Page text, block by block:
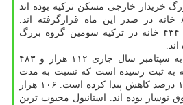
خریدار خارجی مسکن ترکیه بوده اند
و عراقی ها با خرید ۸۷۶ خانه در صدر این ماه قرارگرفته اند.
شهروندان روسی با خرید ۴۳۴ خانه در ترکیه سومین گروه بزرگ
در مجموع ۱۲ ماه منتهی به سپتامبر سال جاری ۱۱۲ هزار و ۴۸۳
به ثبت رسیده است که نسبت به مدت
مشابه سال قبل حدود ۱۸.۸ درصد کاهش پیدا کرده است. ۱۰۶ هزار
فوق نوساز بوده اند. استانبول محبوب ترین